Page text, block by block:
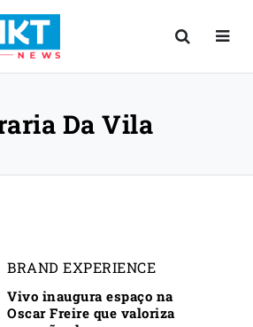
Da Vila
BRAND EXPERIENCE
Vivo inaugura espaço na
Oscar Freire que valoriza